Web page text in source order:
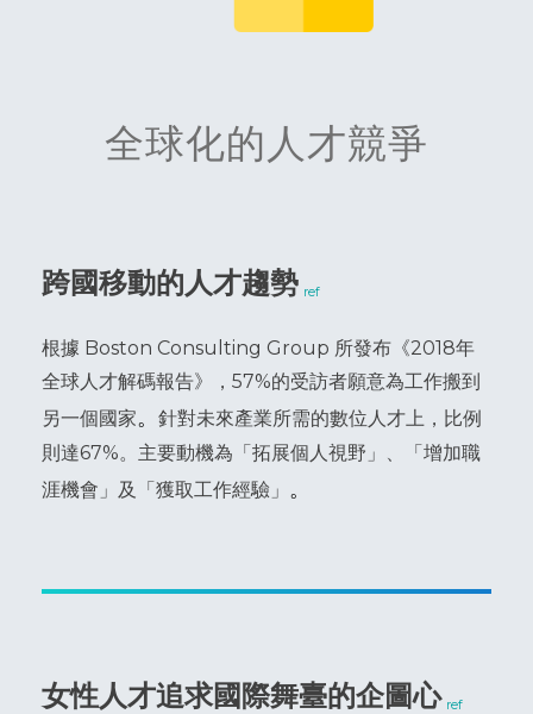
全球化的人才競爭
跨國移動的人才趨勢 ref
根據 Boston Consulting Group 所發布《2018年
全球人才解碼報告》，57%的受訪者願意為工作搬到
另一個國家。 針對未來產業所需的數位人才上，比例
則達67%。主要動機為「拓展個人視野」、「增加職
涯機會」及「獲取工作經驗」 。
女性人才追求國際舞臺的企圖心 ref